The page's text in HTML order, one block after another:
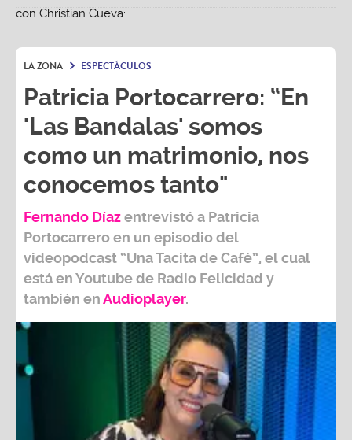
LA ZONA ESPECTÁCULOS
Patricia Portocarrero: “En
'Las Bandalas' somos
como un matrimonio, nos
conocemos tanto"
Fernando Díazentrevistó a Patricia
Portocarreroen un episodio del
videopodcast “Una Tacita de Café”, el cual
está en Youtube de Radio Felicidad y
también enAudioplayer.